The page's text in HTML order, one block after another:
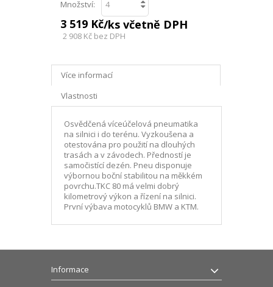
Množství:
3 519 Kč/ks včetně DPH
2 908 Kč bez DPH
Více informací
Vlastnosti
Osvědčená víceúčelová pneumatika
na silnici i do terénu. Vyzkoušena a
otestována pro použití na dlouhých
trasách a v závodech. Předností je
samočistící dezén. Pneu disponuje
výbornou boční stabilitou na měkkém
povrchu.TKC 80 má velmi dobrý
kilometrový výkon a řízení na silnici.
První výbava motocyklů BMW a KTM.
Informace